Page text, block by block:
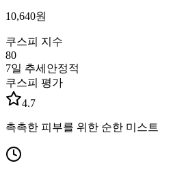
10,640원
쿠스피 지수
80
7일 추세 안정적
쿠스피 평가
4.7
촉촉한 피부를 위한 순한 미스트